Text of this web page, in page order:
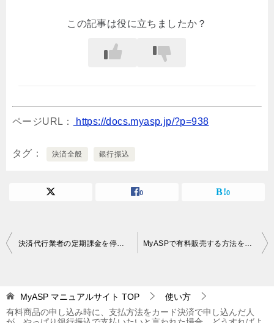
この記事は役に立ちましたか？
ページURL： https://docs.myasp.jp/?p=938
タグ 決済全般 銀行振込
0 0
投
ビ
ゲ
決済代行業者の定期課金を停止する方法 MyASPで有料販売する方法を教えてください
MyASP マニュアルサイト TOP
使い方
有料商品の申し込み時に、支払方法をカード決済で申し込んだ人